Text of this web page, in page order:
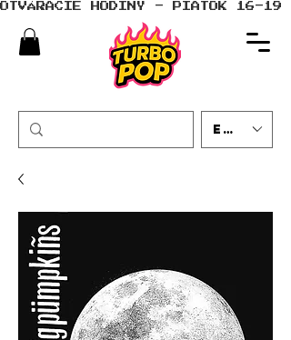
OTVÁRACIE HODINY - PIATOK 16-19
EUR (€)